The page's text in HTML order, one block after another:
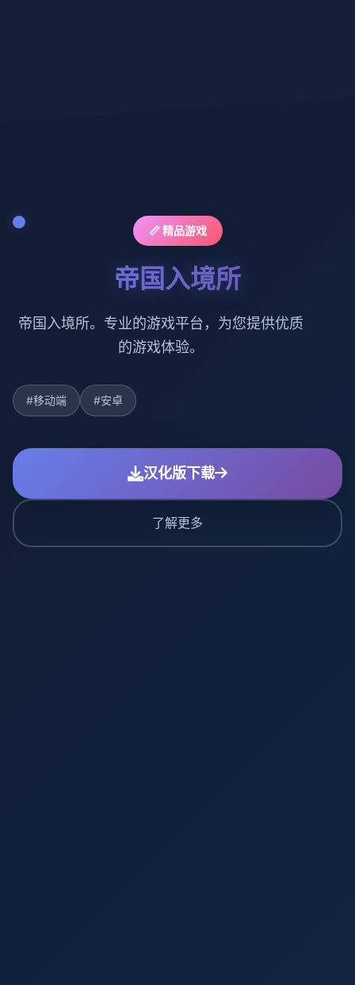
📏 精品游戏
帝国入境所
帝国入境所。专业的游戏平台，为您提供优质
的游戏体验。
#移动端 #安卓
汉化版下载
了解更多